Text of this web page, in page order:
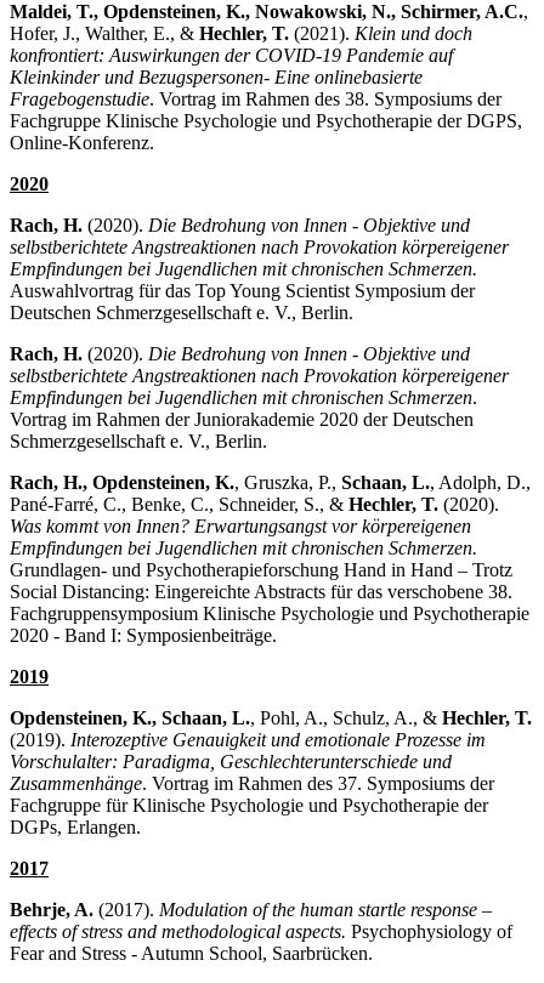
Maldei, T., Opdensteinen, K., Nowakowski, N., Schirmer, A.C.,
Hofer, J., Walther, E., & Hechler, T. (2021). Klein und doch
konfrontiert: Auswirkungen der COVID-19 Pandemie auf
Kleinkinder und Bezugspersonen- Eine onlinebasierte
Fragebogenstudie. Vortrag im Rahmen des 38. Symposiums der
Fachgruppe Klinische Psychologie und Psychotherapie der DGPS,
Online-Konferenz.
2020
Rach, H. (2020). Die Bedrohung von Innen - Objektive und
selbstberichtete Angstreaktionen nach Provokation körpereigener
Empfindungen bei Jugendlichen mit chronischen Schmerzen.
Auswahlvortrag für das Top Young Scientist Symposium der
Deutschen Schmerzgesellschaft e. V., Berlin.
Rach, H. (2020). Die Bedrohung von Innen - Objektive und
selbstberichtete Angstreaktionen nach Provokation körpereigener
Empfindungen bei Jugendlichen mit chronischen Schmerzen.
Vortrag im Rahmen der Juniorakademie 2020 der Deutschen
Schmerzgesellschaft e. V., Berlin.
Rach, H., Opdensteinen, K., Gruszka, P., Schaan, L., Adolph, D.,
Pané-Farré, C., Benke, C., Schneider, S., & Hechler, T. (2020).
Was kommt von Innen? Erwartungsangst vor körpereigenen
Empfindungen bei Jugendlichen mit chronischen Schmerzen.
Grundlagen- und Psychotherapieforschung Hand in Hand – Trotz
Social Distancing: Eingereichte Abstracts für das verschobene 38.
Fachgruppensymposium Klinische Psychologie und Psychotherapie
2020 - Band I: Symposienbeiträge.
2019
Opdensteinen, K., Schaan, L., Pohl, A., Schulz, A., & Hechler, T.
(2019). Interozeptive Genauigkeit und emotionale Prozesse im
Vorschulalter: Paradigma, Geschlechterunterschiede und
Zusammenhänge. Vortrag im Rahmen des 37. Symposiums der
Fachgruppe für Klinische Psychologie und Psychotherapie der
DGPs, Erlangen.
2017
Behrje, A. (2017). Modulation of the human startle response –
effects of stress and methodological aspects. Psychophysiology of
Fear and Stress - Autumn School, Saarbrücken.